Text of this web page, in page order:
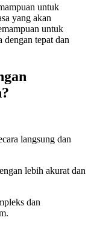
untuk
yang akan
untuk
dengan tepat dan
langsung dan
lebih akurat dan
dan